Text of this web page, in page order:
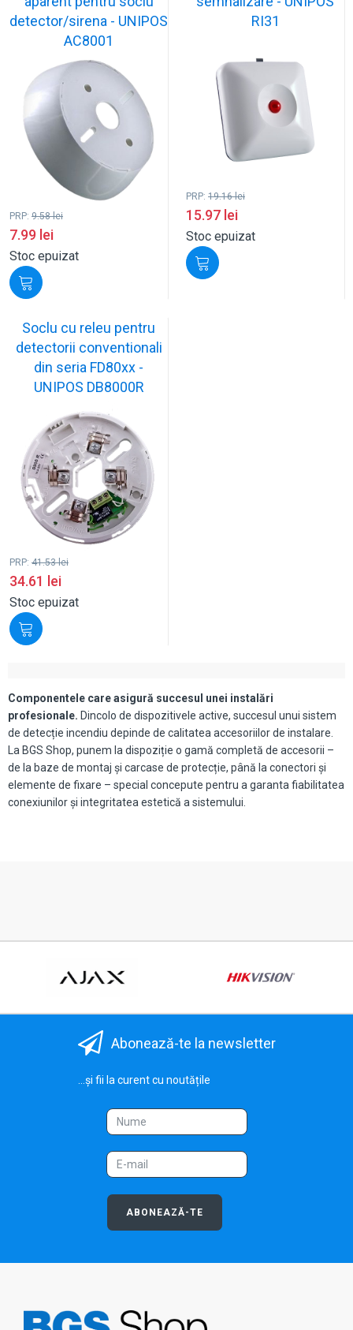
detector/sirena - UNIPOS
AC8001
PRP: 9.58lei
7.99 lei
Stoc epuizat
RI31
PRP: 19.16lei
15.97 lei
Stoc epuizat
Soclu cu releu pentru
detectorii conventionali
din seria FD80xx -
UNIPOS DB8000R
PRP: 41.53lei
34.61 lei
Stoc epuizat
Componentele care asigură succesul unei instalări
profesionale. Dincolo de dispozitivele active, succesul unui sistem
de detecție incendiu depinde de calitatea accesoriilor de instalare.
La BGS Shop, punem la dispoziție o gamă completă de accesorii –
de la baze de montaj și carcase de protecție, până la conectori și
elemente de fixare – special concepute pentru a garanta fiabilitatea
conexiunilor și integritatea estetică a sistemului.
Abonează-te la newsletter
...și fii la curent cu noutățile
ABONEAZĂ-TE